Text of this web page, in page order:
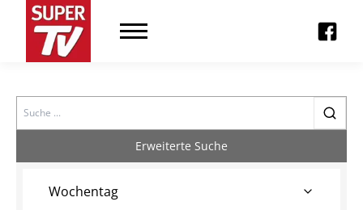
Search
Erweiterte Suche
Wochentag